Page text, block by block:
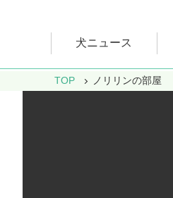
犬ニュース
TOP ノリリンの部屋